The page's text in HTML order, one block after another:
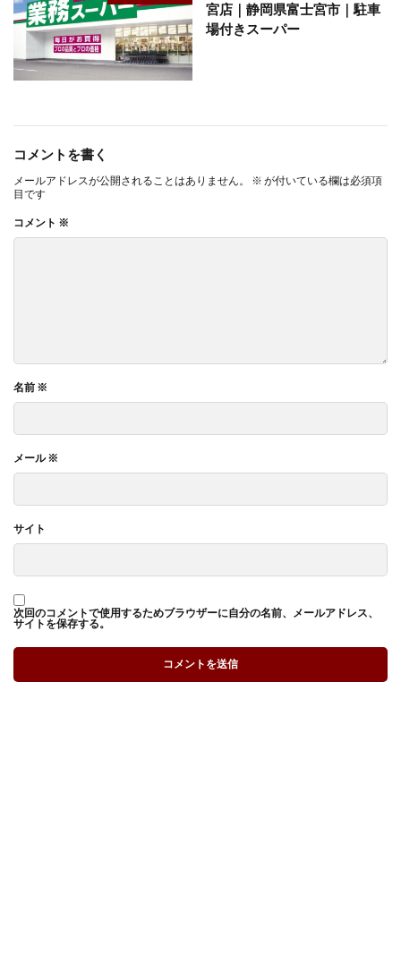
宮店｜静岡県富士宮市｜駐車
場付きスーパー
コメントを書く
メールアドレスが公開されることはありません。 ※ が付いている欄は必須項
目です
コメント ※
名前 ※
メール※
サイト
次回のコメントで使用するためブラウザーに自分の名前、メールアドレス、
サイトを保存する。